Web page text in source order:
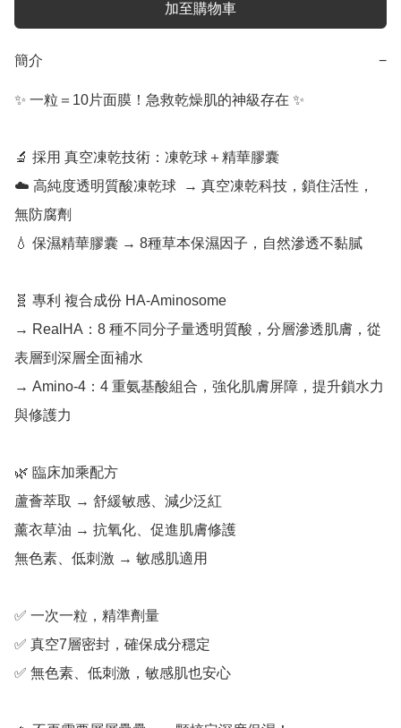
加至購物車
簡介 −
✨ 一粒＝10片面膜！急救乾燥肌的神級存在 ✨
🔬 採用 真空凍乾技術：凍乾球＋精華膠囊
☁️ 高純度透明質酸凍乾球  → 真空凍乾科技，鎖住活性，
無防腐劑
💧 保濕精華膠囊 → 8種草本保濕因子，自然滲透不黏膩
🧬 專利 複合成份 HA-Aminosome
→ RealHA：8 種不同分子量透明質酸，分層滲透肌膚，從
表層到深層全面補水
→ Amino-4：4 重氨基酸組合，強化肌膚屏障，提升鎖水力
與修護力
🌿 臨床加乘配方
蘆薈萃取 → 舒緩敏感、減少泛紅
薰衣草油 → 抗氧化、促進肌膚修護
無色素、低刺激 → 敏感肌適用
✅ 一次一粒，精準劑量
✅ 真空7層密封，確保成分穩定
✅ 無色素、低刺激，敏感肌也安心